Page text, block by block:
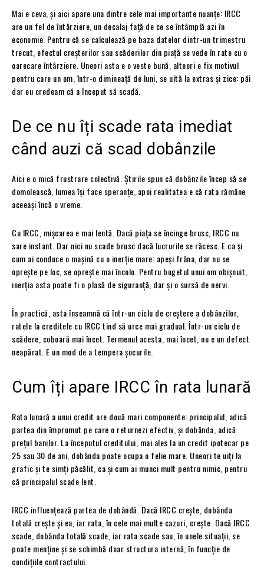
Mai e ceva, și aici apare una dintre cele mai importante nuanțe: IRCC
are un fel de întârziere, un decalaj față de ce se întâmplă azi în
economie. Pentru că se calculează pe baza datelor dintr-un trimestru
trecut, efectul creșterilor sau scăderilor din piață se vede în rate cu o
oarecare întârziere. Uneori asta e o veste bună, alteori e fix motivul
pentru care un om, într-o dimineață de luni, se uită la extras și zice: păi
dar eu credeam că a început să scadă.
De ce nu îți scade rata imediat
când auzi că scad dobânzile
Aici e o mică frustrare colectivă. Știrile spun că dobânzile încep să se
domolească, lumea își face speranțe, apoi realitatea e că rata rămâne
aceeași încă o vreme.
Cu IRCC, mișcarea e mai lentă. Dacă piața se încinge brusc, IRCC nu
sare instant. Dar nici nu scade brusc dacă lucrurile se răcesc. E ca și
cum ai conduce o mașină cu o inerție mare: apeși frâna, dar nu se
oprește pe loc, se oprește mai încolo. Pentru bugetul unui om obișnuit,
inerția asta poate fi o plasă de siguranță, dar și o sursă de nervi.
În practică, asta înseamnă că într-un ciclu de creștere a dobânzilor,
ratele la creditele cu IRCC tind să urce mai gradual. Într-un ciclu de
scădere, coboară mai încet. Termenul acesta, mai încet, nu e un defect
neapărat. E un mod de a tempera șocurile.
Cum îți apare IRCC în rata lunară
Rata lunară a unui credit are două mari componente: principalul, adică
partea din împrumut pe care o returnezi efectiv, și dobânda, adică
prețul banilor. La începutul creditului, mai ales la un credit ipotecar pe
25 sau 30 de ani, dobânda poate ocupa o felie mare. Uneori te uiți la
grafic și te simți păcălit, ca și cum ai munci mult pentru nimic, pentru
că principalul scade lent.
IRCC influențează partea de dobândă. Dacă IRCC crește, dobânda
totală crește și ea, iar rata, în cele mai multe cazuri, crește. Dacă IRCC
scade, dobânda totală scade, iar rata scade sau, în unele situații, se
poate menține și se schimbă doar structura internă, în funcție de
condițiile contractului.